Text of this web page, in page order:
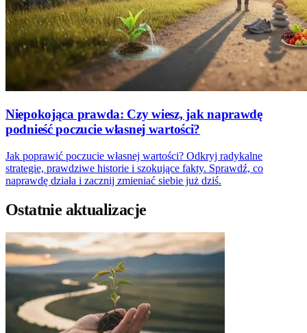
Niepokojąca prawda: Czy wiesz, jak naprawdę
podnieść poczucie własnej wartości?
Jak poprawić poczucie własnej wartości? Odkryj radykalne
strategie, prawdziwe historie i szokujące fakty. Sprawdź, co
naprawdę działa i zacznij zmieniać siebie już dziś.
Ostatnie aktualizacje